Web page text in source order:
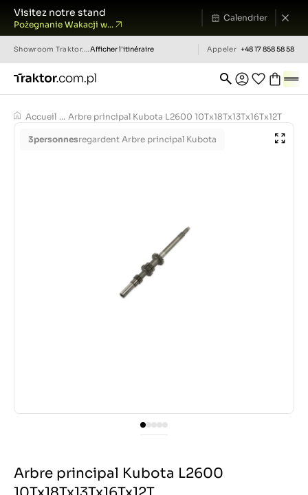
Visitez notre stand
Pożegnanie Wakacji w...
Calendrier
Showroom Traktor.com.pl Afficher l'itinéraire Appeler +48 17 858 58 58
Accueil ... Arbre principal Kubota L2600 10Tx18Tx13Tx16Tx12T
3personnesregardent Arbre principal Kubota
Arbre principal Kubota L2600